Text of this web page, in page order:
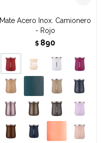
Mate Acero Inox. Camionero
- Rojo
$ 890